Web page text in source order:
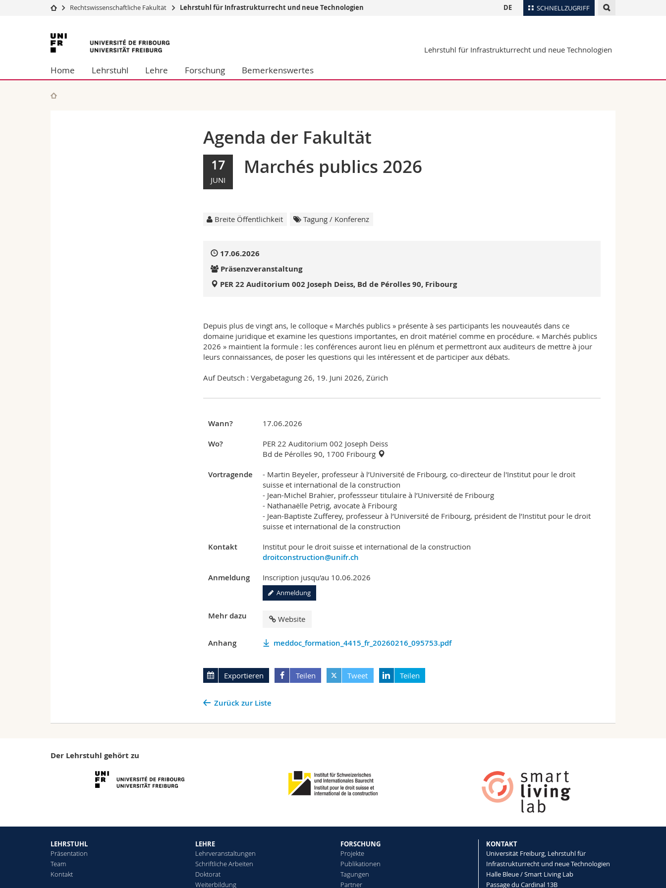
SCHNELLZUGRIFF
Universität
Studium
Forschung
Universität
Wirtschafts- und Sozialwissenschaftliche Fak.
Philosophische Fak.
Studieninteressierte
Forschende
Ortsplan
Webmail
DE
Rechtswissenschaftliche Fakultät Lehrstuhl für Infrastrukturrecht und neue Technologien
Universität
Freiburg
Lehrstuhl für Infrastrukturrecht und neue Technologien
Home Lehrstuhl Lehre Forschung Bemerkenswertes
Agenda der Fakultät
17
JUNI
Marchés publics 2026
Breite Öffentlichkeit Tagung / Konferenz
17.06.2026
Präsenzveranstaltung
PER 22 Auditorium 002 Joseph Deiss, Bd de Pérolles 90, Fribourg
Depuis plus de vingt ans, le colloque « Marchés publics » présente à ses participants les nouveautés dans ce
domaine juridique et examine les questions importantes, en droit matériel comme en procédure. « Marchés publics
2026 » maintient la formule : les conférences auront lieu en plénum et permettront aux auditeurs de mettre à jour
leurs connaissances, de poser les questions qui les intéressent et de participer aux débats.
Auf Deutsch : Vergabetagung 26, 19. Juni 2026, Zürich
Wann? 17.06.2026
Wo?
PER 22 Auditorium 002 Joseph Deiss
Bd de Pérolles 90, 1700 Fribourg
Vortragende
- Martin Beyeler, professeur à l’Université de Fribourg, co-directeur de l'Institut pour le droit
suisse et international de la construction
- Jean-Michel Brahier, professseur titulaire à l’Université de Fribourg
- Nathanaëlle Petrig, avocate à Fribourg
- Jean-Baptiste Zufferey, professeur à l’Université de Fribourg, président de l’Institut pour le droit
suisse et international de la construction
Kontakt Institut pour le droit suisse et international de la construction
droitconstruction@unifr.ch
Anmeldung
Inscription jusqu'au 10.06.2026
Anmeldung
Mehr dazu Website
Anhang meddoc_formation_4415_fr_20260216_095753.pdf
Exportieren Teilen Tweet Teilen
Zurück zur Liste
Der Lehrstuhl gehört zu
LEHRSTUHL
Präsentation
Team
Kontakt
LEHRE
Lehrveranstaltungen
Schriftliche Arbeiten
Doktorat
Weiterbildung
FORSCHUNG
Projekte
Publikationen
Tagungen
Partner
KONTAKT
Universität Freiburg, Lehrstuhl für
Infrastrukturrecht und neue Technologien
Halle Bleue / Smart Living Lab
Passage du Cardinal 13B